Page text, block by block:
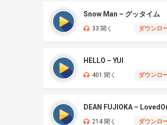
Snow Man – グッタイム
33 聞く ダウンロ
HELLO – YUI
401 聞く ダウンロ
DEAN FUJIOKA –
214 聞く ダウンロ